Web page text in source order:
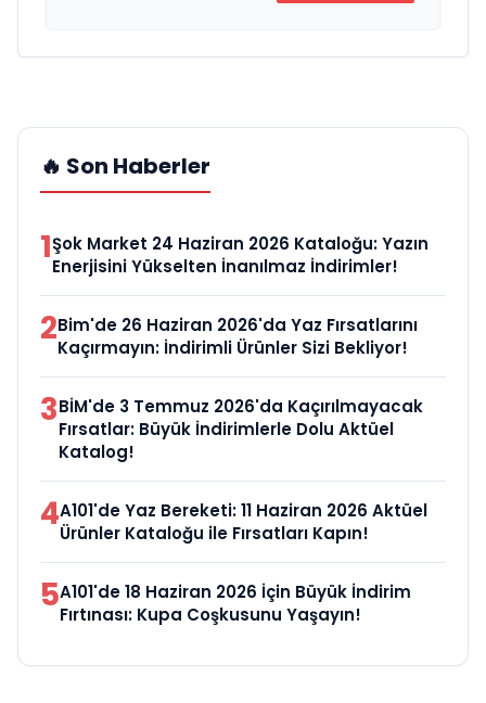
🔥 Son Haberler
1Şok Market 24 Haziran 2026 Kataloğu: Yazın
Enerjisini Yükselten İnanılmaz İndirimler!
2Bim'de 26 Haziran 2026'da Yaz Fırsatlarını
Kaçırmayın: İndirimli Ürünler Sizi Bekliyor!
3BİM'de 3 Temmuz 2026'da Kaçırılmayacak
Fırsatlar: Büyük İndirimlerle Dolu Aktüel
Katalog!
4A101'de Yaz Bereketi: 11 Haziran 2026 Aktüel
Ürünler Kataloğu ile Fırsatları Kapın!
5A101'de 18 Haziran 2026 İçin Büyük İndirim
Fırtınası: Kupa Coşkusunu Yaşayın!